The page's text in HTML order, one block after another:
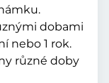
dobami
nebo 1 rok.
různé doby